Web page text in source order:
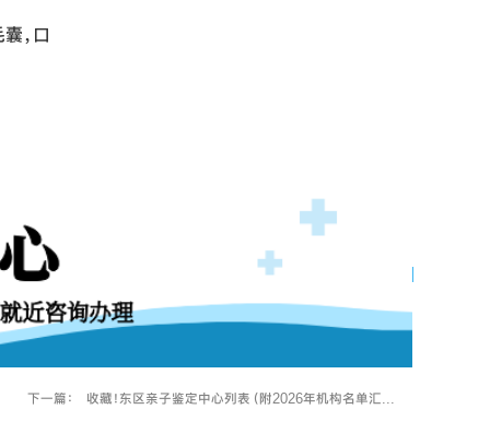
，口
下一篇： 收藏！东区亲子鉴定中心列表（附2026年机构名单汇...